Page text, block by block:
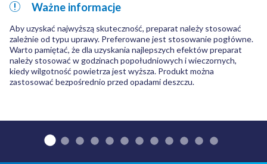
Ważne informacje
Aby uzyskać najwyższą skuteczność, preparat należy stosować
zależnie od typu uprawy. Preferowane jest stosowanie pogłówne.
Warto pamiętać, że dla uzyskania najlepszych efektów preparat
należy stosować w godzinach popołudniowych i wieczornych,
kiedy wilgotność powietrza jest wyższa. Produkt można
zastosować bezpośrednio przed opadami deszczu.